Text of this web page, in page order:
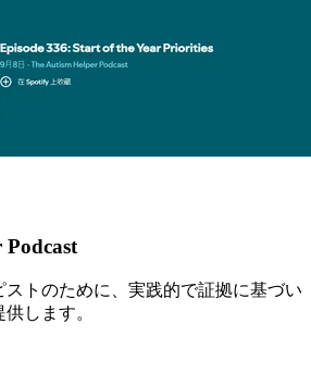
トのために、実践的で証拠に基づい
します。